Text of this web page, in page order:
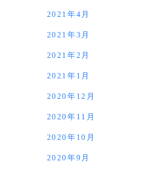
2021年4月
2021年3月
2021年2月
2021年1月
2020年12月
2020年11月
2020年10月
2020年9月